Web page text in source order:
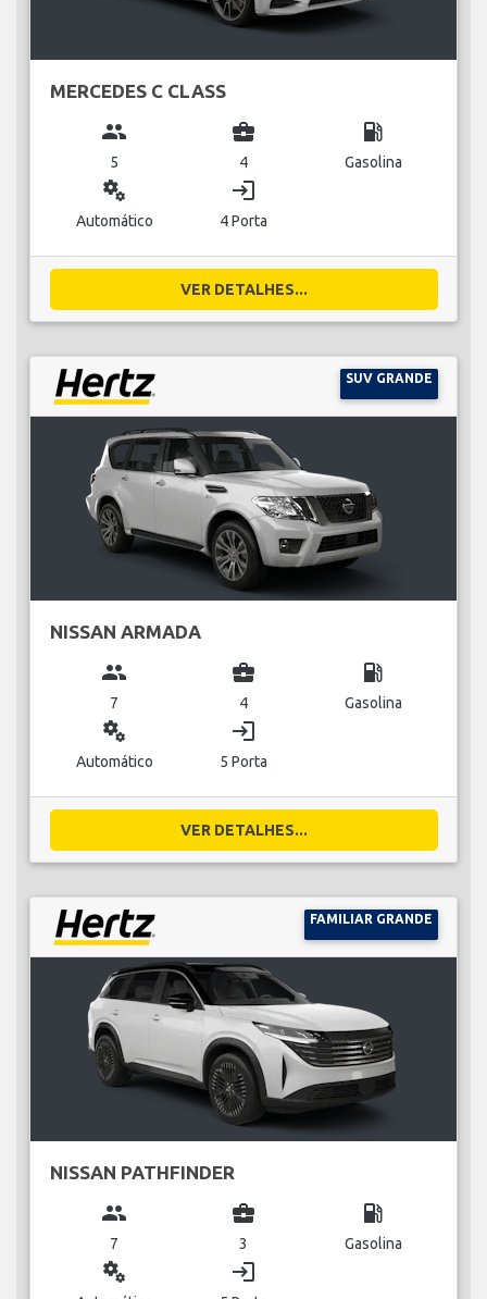
MERCEDES C CLASS
group
5
business_center
4
local_gas_station
Gasolina
miscellaneous_services
Automático
login
4 Porta
VER DETALHES...
SUV GRANDE
NISSAN ARMADA
group
7
business_center
4
local_gas_station
Gasolina
miscellaneous_services
Automático
login
5 Porta
VER DETALHES...
FAMILIAR GRANDE
NISSAN PATHFINDER
group
7
business_center
3
local_gas_station
Gasolina
miscellaneous_services login